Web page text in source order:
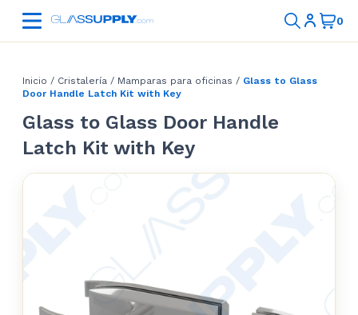
Inicio / Cristalería / Mamparas para oficinas / Glass to Glass
Door Handle Latch Kit with Key
Glass to Glass Door Handle
Latch Kit with Key